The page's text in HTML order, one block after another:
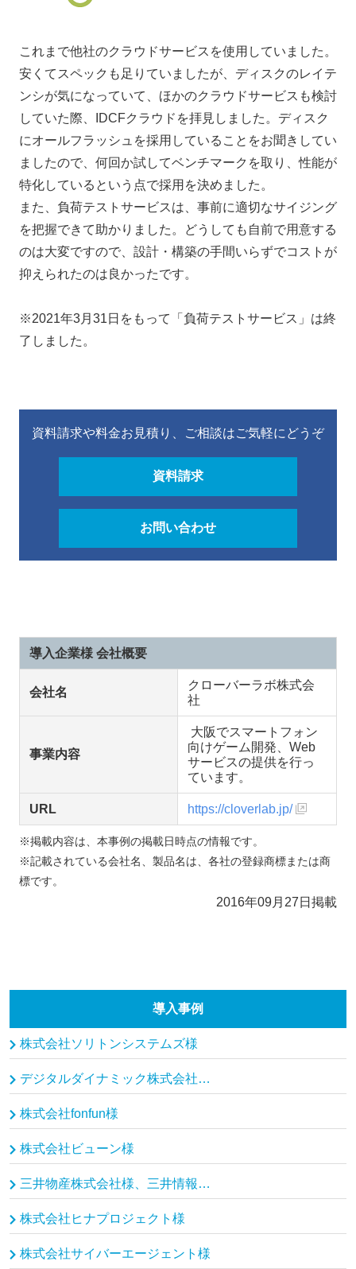
これまで他社のクラウドサービスを使用していました。
安くてスペックも足りていましたが、ディスクのレイテ
ンシが気になっていて、ほかのクラウドサービスも検討
していた際、IDCFクラウドを拝見しました。ディスク
にオールフラッシュを採用していることをお聞きしてい
ましたので、何回か試してベンチマークを取り、性能が
特化しているという点で採用を決めました。
また、負荷テストサービスは、事前に適切なサイジング
を把握できて助かりました。どうしても自前で用意する
のは大変ですので、設計・構築の手間いらずでコストが
抑えられたのは良かったです。
※2021年3月31日をもって「負荷テストサービス」は終
了しました。
資料請求や料金お見積り、ご相談はご気軽にどうぞ
資料請求
お問い合わせ
導入企業様 会社概要
会社名
クローバーラボ株式会
社
事業内容
大阪でスマートフォン
向けゲーム開発、Web
サービスの提供を行っ
ています。
URL https://cloverlab.jp/
※掲載内容は、本事例の掲載日時点の情報です。
※記載されている会社名、製品名は、各社の登録商標または商
標です。
2016年09月27日掲載
導入事例
株式会社ソリトンシステムズ様
デジタルダイナミック株式会社、モルゲンロット株式会社様
株式会社fonfun様
株式会社ビューン様
三井物産株式会社様、三井情報株式会社様
株式会社ヒナプロジェクト様
株式会社サイバーエージェント様